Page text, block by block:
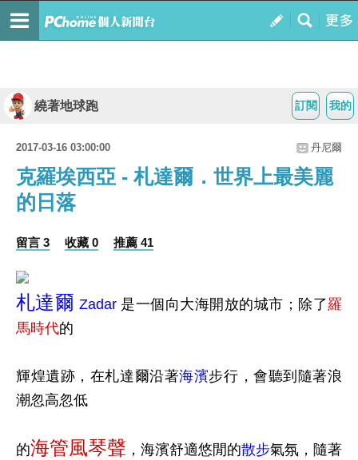
我的
訂閱
繞著地球跑
2017-03-16 03:00:00 丹尼爾
克羅埃西亞 - 札達爾．世界上最美麗
的日落
留言 3 收藏 0 推薦 41
札達爾 Zadar是一個向大海開放的城市；除了羅
馬時代的
輝煌遺跡，在札達爾沿著海濱步行，會聽到隨著浪
潮忽高忽低
的海管風琴聲 ，海濱舒適悠閒的散步氣氛，隨著